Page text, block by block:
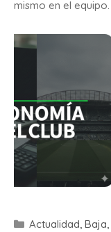
mismo en el equipo.
Actualidad, Baja,